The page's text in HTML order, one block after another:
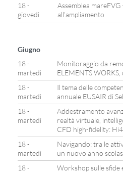
18 -
giovedì
Assemblea mareFVG
all’ampliamento
Giugno
18 -
martedì
Monitoraggio da
ELEMENTS WORKS,
18 -
martedì
Il tema delle
annuale EUSAIR di
18 -
martedì
Addestramento
realtà virtuale,
CFD high-fidelity:
18 -
martedì
Navigando: tra le
un nuovo anno
18 -
Workshop sulle sfide